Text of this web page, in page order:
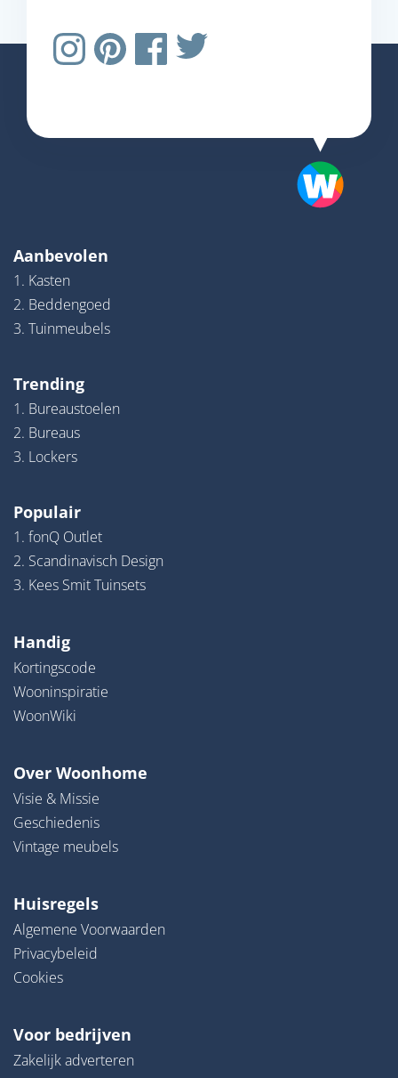
Aanbevolen
1. Kasten
2. Beddengoed
3. Tuinmeubels
Trending
1. Bureaustoelen
2. Bureaus
3. Lockers
Populair
1. fonQ Outlet
2. Scandinavisch Design
3. Kees Smit Tuinsets
Handig
Kortingscode
Wooninspiratie
WoonWiki
Over Woonhome
Visie & Missie
Geschiedenis
Vintage meubels
Huisregels
Algemene Voorwaarden
Privacybeleid
Cookies
Voor bedrijven
Zakelijk adverteren